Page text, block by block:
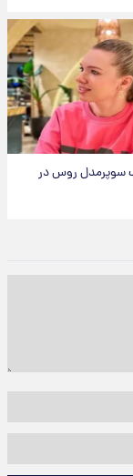
سوپرمدل روس در